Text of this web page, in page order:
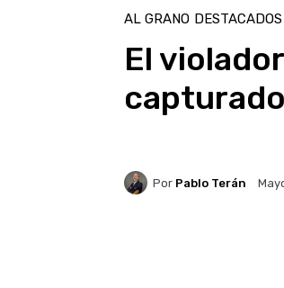
AL GRANO DESTACADOS
El
Por Pablo Terán